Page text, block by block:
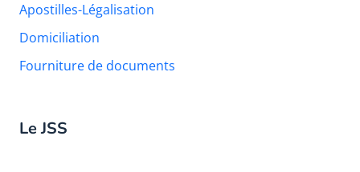
Apostilles-Légalisation
Domiciliation
Fourniture de documents
Le JSS